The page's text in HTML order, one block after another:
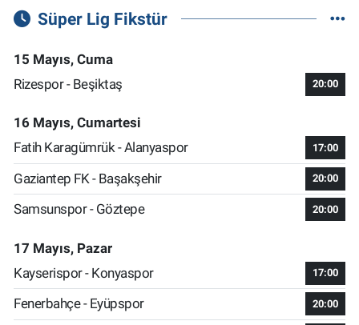
Süper Lig Fikstür
15 Mayıs, Cuma
Rizespor - Beşiktaş
20:00
16 Mayıs, Cumartesi
Fatih Karagümrük - Alanyaspor
17:00
Gaziantep FK - Başakşehir 20:00
Samsunspor - Göztepe 20:00
17 Mayıs, Pazar
Kayserispor - Konyaspor
17:00
Fenerbahçe - Eyüpspor 20:00